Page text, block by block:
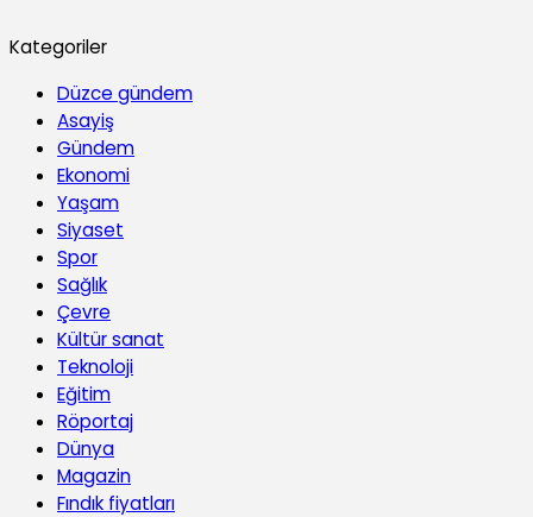
Kategoriler
Düzce gündem
Asayiş
Gündem
Ekonomi
Yaşam
Siyaset
Spor
Sağlık
Çevre
Kültür sanat
Teknoloji
Eğitim
Röportaj
Dünya
Magazin
Fındık fiyatları